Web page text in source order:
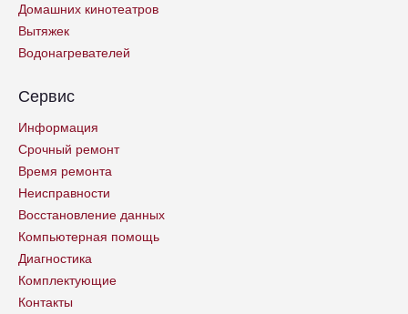
Домашних кинотеатров
Вытяжек
Водонагревателей
Сервис
Информация
Срочный ремонт
Время ремонта
Неисправности
Восстановление данных
Компьютерная помощь
Диагностика
Комплектующие
Контакты